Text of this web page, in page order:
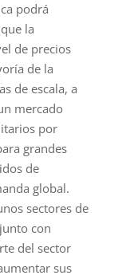
podrá
la
de precios
de la
de escala, a
mercado
por
grandes
de
global.
sectores de
con
del sector
sus